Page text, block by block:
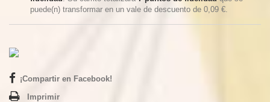
puede(n) transformar en un vale de descuento de 0,09 €.
¡Compartir en Facebook!
Imprimir